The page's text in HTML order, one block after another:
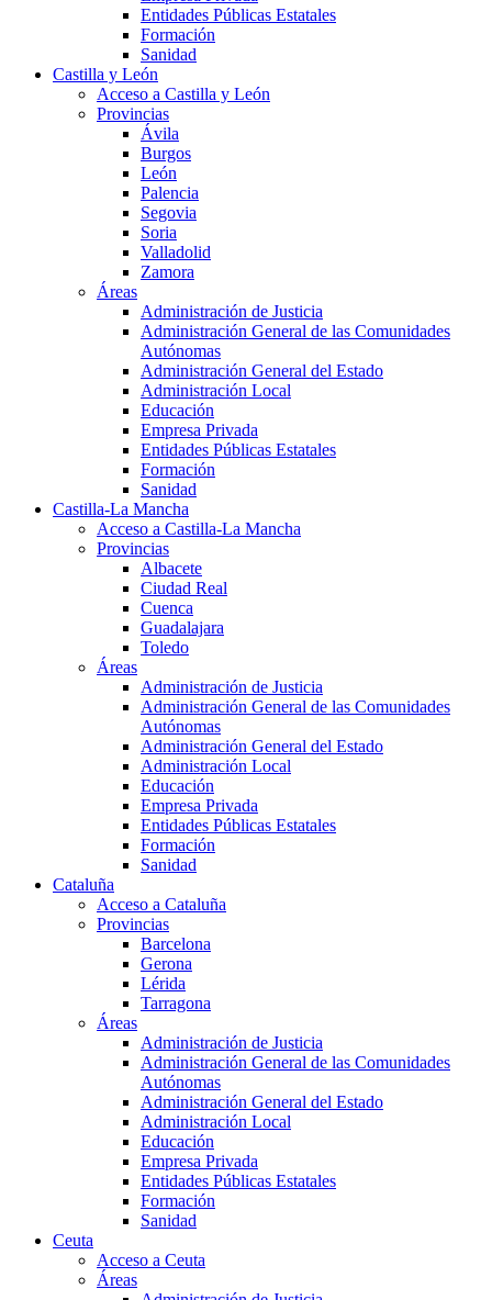
Entidades Públicas Estatales
Formación
Sanidad
Castilla y León
Acceso a Castilla y León
Provincias
Ávila
Burgos
León
Palencia
Segovia
Soria
Valladolid
Zamora
Áreas
Administración de Justicia
Administración General de las Comunidades
Autónomas
Administración General del Estado
Administración Local
Educación
Empresa Privada
Entidades Públicas Estatales
Formación
Sanidad
Castilla-La Mancha
Acceso a Castilla-La Mancha
Provincias
Albacete
Ciudad Real
Cuenca
Guadalajara
Toledo
Áreas
Administración de Justicia
Administración General de las Comunidades
Autónomas
Administración General del Estado
Administración Local
Educación
Empresa Privada
Entidades Públicas Estatales
Formación
Sanidad
Cataluña
Acceso a Cataluña
Provincias
Barcelona
Gerona
Lérida
Tarragona
Áreas
Administración de Justicia
Administración General de las Comunidades
Autónomas
Administración General del Estado
Administración Local
Educación
Empresa Privada
Entidades Públicas Estatales
Formación
Sanidad
Ceuta
Acceso a Ceuta
Áreas